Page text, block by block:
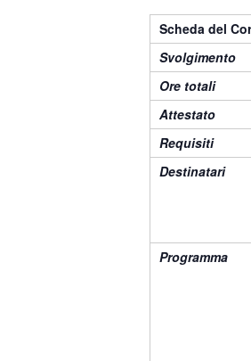
Scheda del
Svolgimento
Ore totali
Attestato
Requisiti
Destinatari
Programma